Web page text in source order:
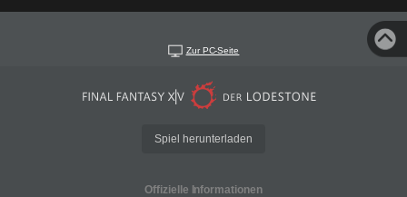
Zur PC-Seite
Spiel herunterladen
Offizielle Informationen